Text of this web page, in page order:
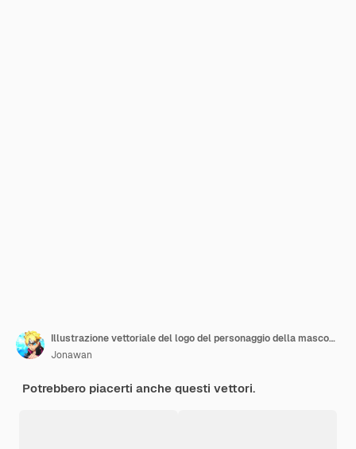
Illustrazione vettoriale del logo del personaggio della mascotte di Fight Pig
Jonawan
Potrebbero piacerti anche questi vettori.